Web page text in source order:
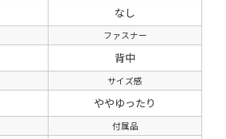
なし
ファスナー
背中
サイズ感
ややゆったり
付属品